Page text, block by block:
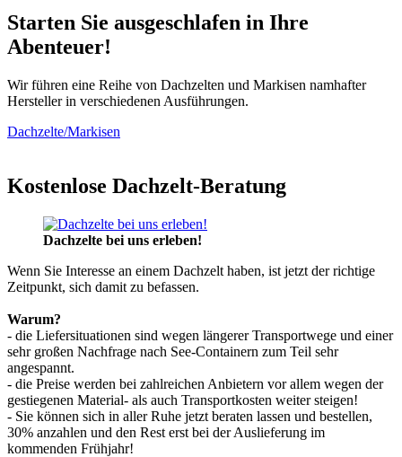
Starten Sie ausgeschlafen in Ihre
Abenteuer!
Wir führen eine Reihe von Dachzelten und Markisen namhafter
Hersteller in verschiedenen Ausführungen.
Dachzelte/Markisen
Kostenlose Dachzelt-Beratung
Dachzelte bei uns erleben!
Wenn Sie Interesse an einem Dachzelt haben, ist jetzt der richtige
Zeitpunkt, sich damit zu befassen.
Warum?
- die Liefersituationen sind wegen längerer Transportwege und einer
sehr großen Nachfrage nach See-Containern zum Teil sehr
angespannt.
- die Preise werden bei zahlreichen Anbietern vor allem wegen der
gestiegenen Material- als auch Transportkosten weiter steigen!
- Sie können sich in aller Ruhe jetzt beraten lassen und bestellen,
30% anzahlen und den Rest erst bei der Auslieferung im
kommenden Frühjahr!